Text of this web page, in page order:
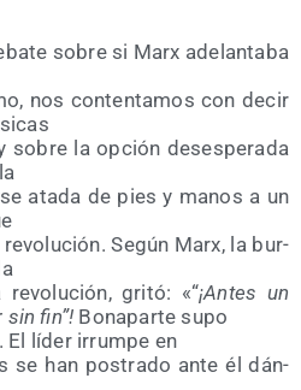
sobre si Marx ade­lan­ta­ba
nos con­ten­ta­mos con decir
sobre la opción deses­pe­ra­da
ata­da de pies y manos a un
Según Marx, la bur­
gri­tó: «“¡Antes un
fin”! Bona­par­te supo
. El líder irrum­pe en
se han pos­tra­do ante él dán­